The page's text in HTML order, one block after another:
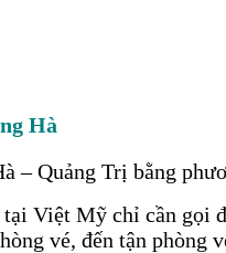
Hà
– Quảng Trị bằng
Việt Mỹ chỉ cần gọi
vé, đến tận phòng